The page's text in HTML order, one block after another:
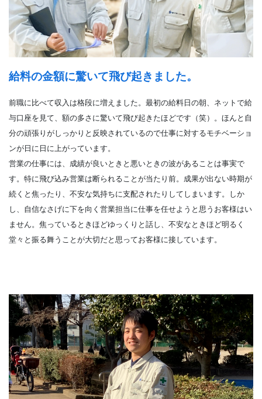
給料の金額に驚いて飛び起きました。
前職に比べて収入は格段に増えました。最初の給料日の朝、ネットで給
与口座を見て、額の多さに驚いて飛び起きたほどです（笑）。ほんと自
分の頑張りがしっかりと反映されているので仕事に対するモチベーショ
ンが日に日に上がっています。
営業の仕事には、成績が良いときと悪いときの波があることは事実で
す。特に飛び込み営業は断られることが当たり前。成果が出ない時期が
続くと焦ったり、不安な気持ちに支配されたりしてしまいます。しか
し、自信なさげに下を向く営業担当に仕事を任せようと思うお客様はい
ません。焦っているときほどゆっくりと話し、不安なときほど明るく
堂々と振る舞うことが大切だと思ってお客様に接しています。